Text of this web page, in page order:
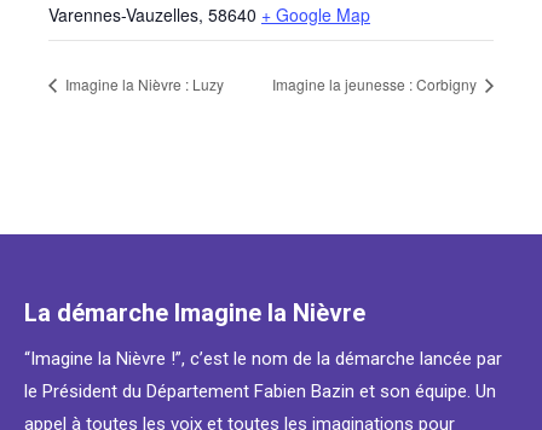
Varennes-Vauzelles, 58640 + Google Map
Imagine la Nièvre : Luzy Imagine la jeunesse : Corbigny
La démarche Imagine la Nièvre
“Imagine la Nièvre !”, c’est le nom de la démarche lancée par
le Président du Département Fabien Bazin et son équipe. Un
appel à toutes les voix et toutes les imaginations pour